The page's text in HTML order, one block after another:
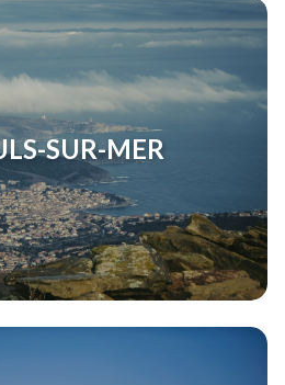
SUR-MER